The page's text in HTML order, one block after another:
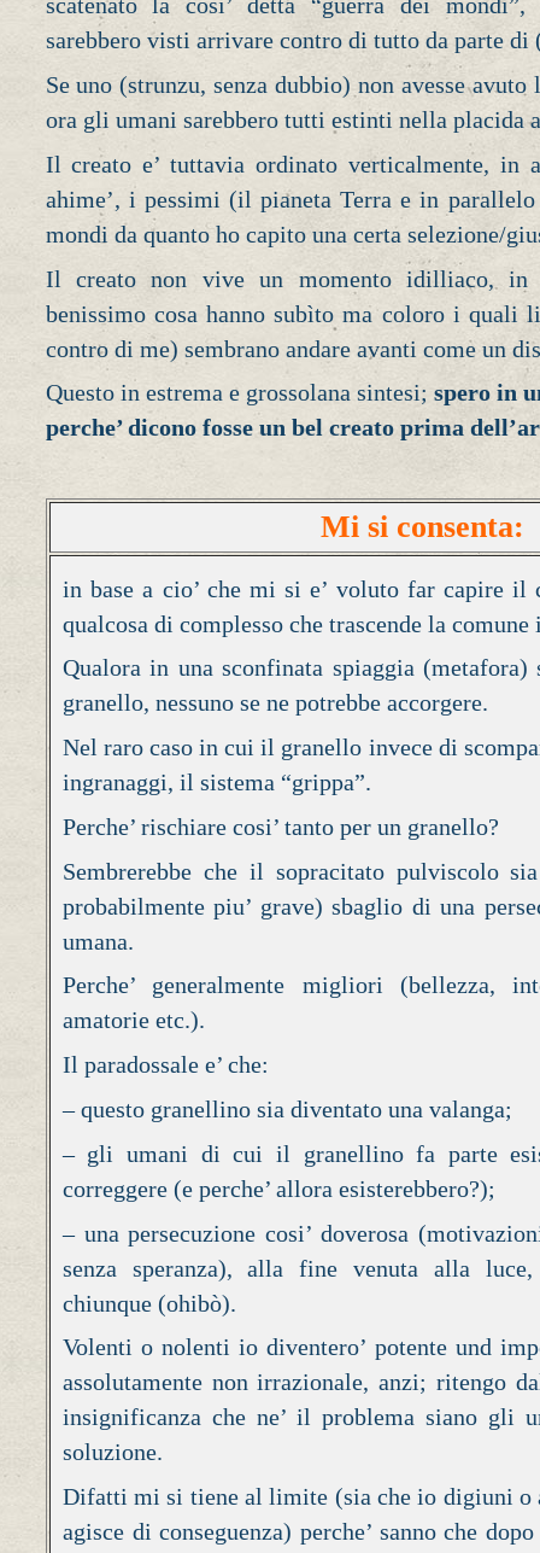
sarebbero visti arrivare contro di tutto da parte di
Se uno (strunzu, senza dubbio) non avesse
ora gli umani sarebbero tutti estinti nella placida
Il creato e’ tuttavia ordinato verticalmente,
ahime’, i pessimi (il pianeta Terra e in
mondi da quanto ho capito una certa selezione/
Il creato non vive un momento idilliaco, in
benissimo cosa hanno subìto ma coloro i quali
contro di me) sembrano andare avanti come un
Questo in estrema e grossolana sintesi; spero in
perche’ dicono fosse un bel creato prima
Mi si consenta:
in base a cio’ che mi si e’ voluto far capire il
qualcosa di complesso che trascende la
Qualora in una sconfinata spiaggia
granello, nessuno se ne potrebbe accorgere.
Nel raro caso in cui il granello invece di
ingranaggi, il sistema “grippa”.
Perche’ rischiare cosi’ tanto per un granello?
Sembrerebbe che il sopracitato pulviscolo
probabilmente piu’ grave) sbaglio di una
umana.
Perche’ generalmente migliori (bellezza,
amatorie etc.).
Il paradossale e’ che:
– questo granellino sia diventato una valanga;
– gli umani di cui il granellino fa parte
correggere (e perche’ allora esisterebbero?);
– una persecuzione cosi’ doverosa
senza speranza), alla fine venuta alla
chiunque (ohibò).
Volenti o nolenti io diventero’ potente und
assolutamente non irrazionale, anzi; ritengo
insignificanza che ne’ il problema siano gli
soluzione.
Difatti mi si tiene al limite (sia che io digiuni o
agisce di conseguenza) perche’ sanno che